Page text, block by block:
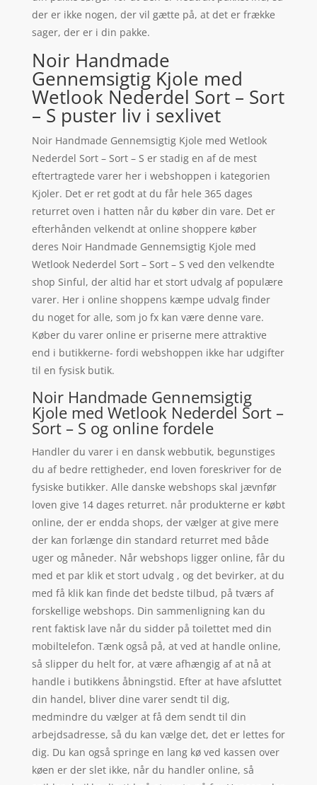
der er ikke nogen, der vil gætte på, at det er frække
sager, der er i din pakke.
Noir Handmade
Gennemsigtig Kjole med
Wetlook Nederdel Sort – Sort
– S puster liv i sexlivet
Noir Handmade Gennemsigtig Kjole med Wetlook
Nederdel Sort – Sort – S er stadig en af de mest
eftertragtede varer her i webshoppen i kategorien
Kjoler. Det er ret godt at du får hele 365 dages
returret oven i hatten når du køber din vare. Det er
efterhånden velkendt at online shoppere køber
deres Noir Handmade Gennemsigtig Kjole med
Wetlook Nederdel Sort – Sort – S ved den velkendte
shop Sinful, der altid har et stort udvalg af populære
varer. Her i online shoppens kæmpe udvalg finder
du noget for alle, som jo fx kan være denne vare.
Køber du varer online er priserne mere attraktive
end i butikkerne- fordi webshoppen ikke har udgifter
til en fysisk butik.
Noir Handmade Gennemsigtig
Kjole med Wetlook Nederdel Sort –
Sort – S og online fordele
Handler du varer i en dansk webbutik, begunstiges
du af bedre rettigheder, end loven foreskriver for de
fysiske butikker. Alle danske webshops skal jævnfør
loven give 14 dages returret. når produkterne er købt
online, der er endda shops, der vælger at give mere
der kan forlænge din standard returret med både
uger og måneder. Når webshops ligger online, får du
med et par klik et stort udvalg , og det bevirker, at du
med få klik kan finde det bedste tilbud, på tværs af
forskellige webshops. Din sammenligning kan du
rent faktisk lave når du sidder på toilettet med din
mobiltelefon. Tænk også på, at ved at handle online,
så slipper du helt for, at være afhængig af at nå at
handle i butikkens åbningstid. Efter at have afsluttet
din handel, bliver dine varer sendt til dig,
medmindre du vælger at få dem sendt til din
arbejdsadresse, så du kan vælge det, det er lettes for
dig. Du kan også springe en lang kø ved kassen over
køen er der slet ikke, når du handler online, så